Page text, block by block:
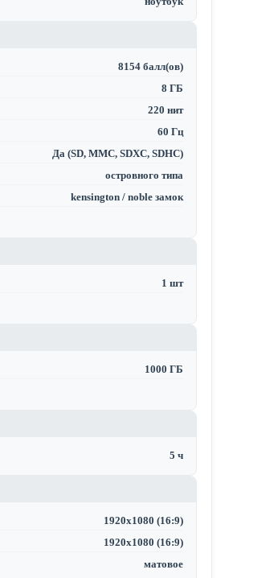
8154 балл(ов)
8 ГБ
220 нит
60 Гц
Да (SD, MMC, SDXC, SDHC)
островного типа
kensington / noble замок
1 шт
1000 ГБ
5 ч
1920x1080 (16:9)
1920x1080 (16:9)
матовое